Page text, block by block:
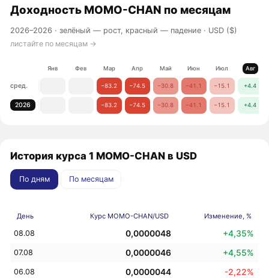
Доходность MOMO-CHAN по месяцам
2026–2026 ·зелёный — рост, красный — падение · USD ($)
листайте по месяцам →
Янв Фев Мар Апр Май Июн Июл Авг
сред. −83.2 −74.5 −30.8 −41.1 −15.1 +4.4
2026 −83.2 −74.5 −30.8 −41.1 −15.1 +4.4
История курса 1 MOMO-CHAN в USD
По дням По месяцам
День Курс MOMO-CHAN/USD Изменение, %
08.08 0,0000048 +4,35%
07.08 0,0000046 +4,55%
06.08 0,0000044 -2,22%